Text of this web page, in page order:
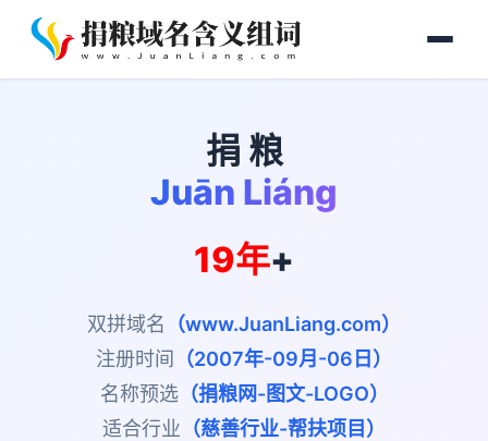
捐 粮
Juān Liáng
19年+
双拼域名 （www.JuanLiang.com）
注册时间
（2007年-09月-06日）
名称预选 （捐粮网-图文-LOGO）
适合行业 （慈善行业-帮扶项目）